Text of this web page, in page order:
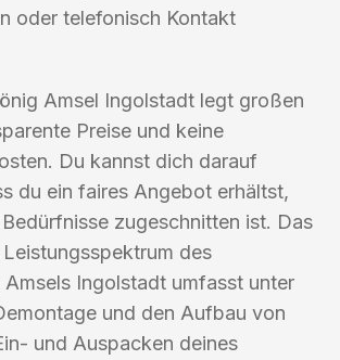
oder telefonisch Kontakt
Amsel Ingolstadt legt großen
Preise und keine
Du kannst dich darauf
du ein faires Angebot erhältst,
zugeschnitten ist. Das
des
Ingolstadt umfasst unter
und den Aufbau von
und Auspacken deines